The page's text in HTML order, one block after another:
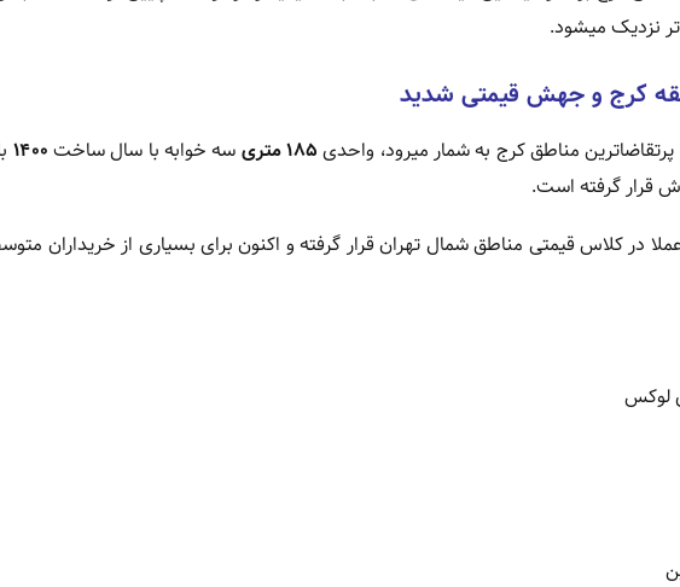
نزدیک میشود.
کرج و جهش قیمتی شدید
مناطق کرج به شمار میرود، واحدی ۱۸۵ متری سه خوابه با سال ساخت ۱۴۰۰
قرار گرفته است.
در کلاس قیمتی مناطق شمال تهران قرار گرفته و اکنون برای بسیاری از خریداران
لوکس